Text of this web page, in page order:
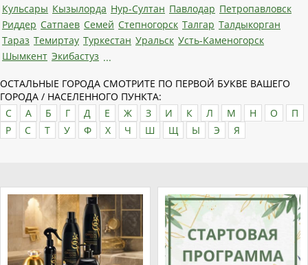
Кульсары Кызылорда Нур-Султан Павлодар Петропавловск
Риддер Сатпаев Семей Степногорск Талгар Талдыкорган
Тараз Темиртау Туркестан Уральск Усть-Каменогорск
Шымкент Экибастуз ...
ОСТАЛЬНЫЕ ГОРОДА СМОТРИТЕ ПО ПЕРВОЙ БУКВЕ ВАШЕГО
ГОРОДА / НАСЕЛЕННОГО ПУНКТА:
C
А Б Г Д Е Ж З И К Л М Н О
П
Р
С Т У Ф Х Ч Ш Щ Ы Э Я